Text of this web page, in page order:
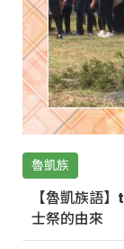
魯凱族
【魯凱族語
士祭的由來